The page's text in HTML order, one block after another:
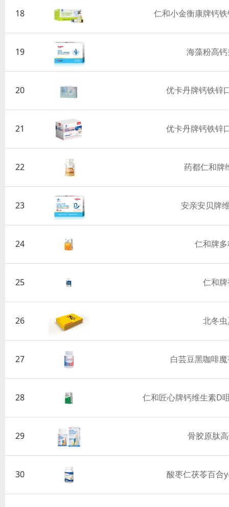
18 仁和小金衡康牌钙
19 海藻粉高
20 优卡丹牌钙铁锌
21 优卡丹牌钙铁锌
22 药都仁和牌
23 安亲安贝牌
24 仁和牌
25 仁和
26 北冬
27 白芸豆黑咖啡
28 仁和匠心牌钙维生素D
29 骨胶原肽
30 酸枣仁茯苓百合